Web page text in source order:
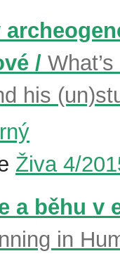
/
his
Živa 4/
a běhu v
in